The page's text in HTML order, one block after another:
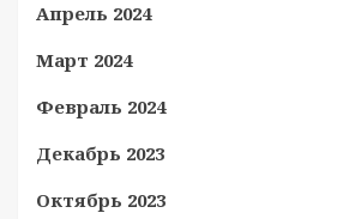
Апрель 2024
Март 2024
Февраль 2024
Декабрь 2023
Октябрь 2023